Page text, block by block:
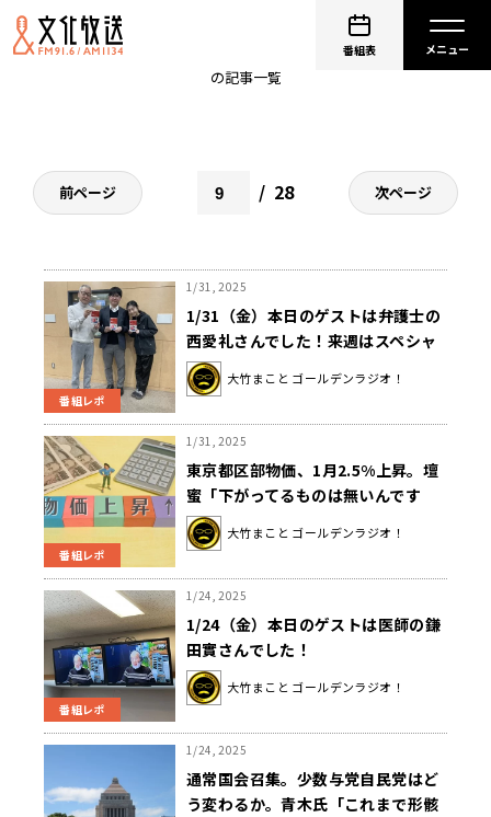
番組表
の記事一覧
前ページ 28 次ページ
番組レポ
1/31, 2025
1/31（金）本日のゲストは弁護士の
西愛礼さんでした！来週はスペシャ
ルウィークです！
大竹まこと ゴールデンラジオ！
番組レポ
1/31, 2025
東京都区部物価、1月2.5%上昇。壇
蜜「下がってるものは無いんです
ね」
大竹まこと ゴールデンラジオ！
番組レポ
1/24, 2025
1/24（金）本日のゲストは医師の鎌
田實さんでした！
大竹まこと ゴールデンラジオ！
1/24, 2025
通常国会召集。少数与党自民党はど
う変わるか。青木氏「これまで形骸